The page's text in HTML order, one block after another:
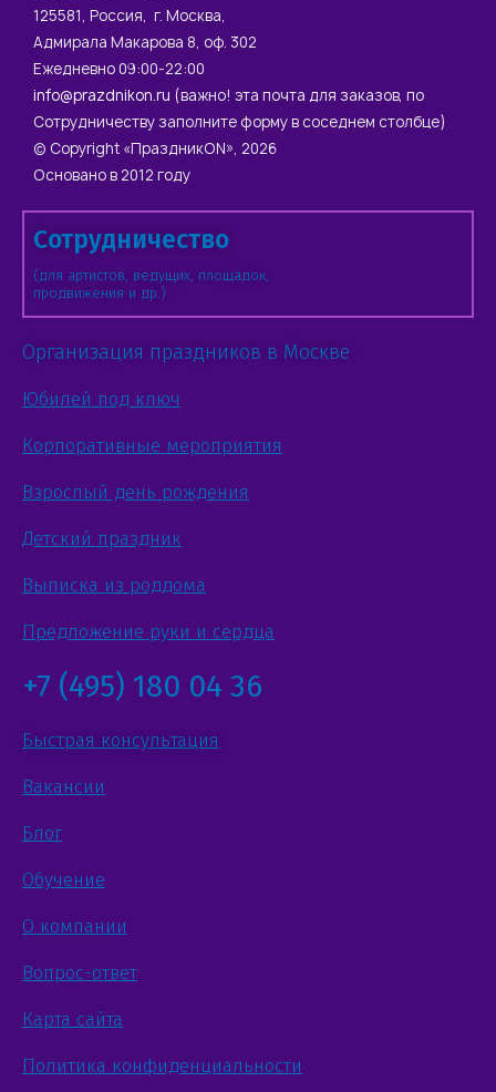
125581, Россия, г. Москва,
Адмирала Макарова 8, оф. 302
Ежедневно 09:00-22:00
info@prazdnikon.ru (важно! эта почта для заказов, по
Сотрудничеству заполните форму в соседнем столбце)
© Copyright «ПраздникON», 2026
Основано в 2012 году
Сотрудничество
(для артистов, ведущих, площадок,
продвижения и др.)
Организация праздников в Москве
Юбилей под ключ
Корпоративные мероприятия
Взрослый день рождения
Детский праздник
Выписка из роддома
Предложение руки и сердца
+7 (495) 180 04 36
Быстрая консультация
Вакансии
Блог
Обучение
О компании
Вопрос-ответ
Карта сайта
Политика конфиденциальности